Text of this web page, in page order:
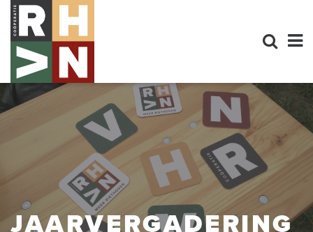
JAARVERGADERING